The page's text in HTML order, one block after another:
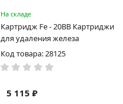
На складе
Картридж Fe - 20BB Картриджи
для удаления железа
Код товара: 28125
5 115 ₽